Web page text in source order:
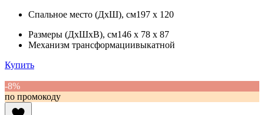
Спальное место (ДхШ), см197 x 120
Размеры (ДхШхВ), см146 x 78 x 87
Механизм трансформациивыкатной
Купить
-8%
по промокоду